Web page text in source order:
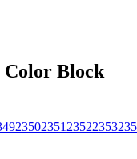
Color Block
23502351 23522353